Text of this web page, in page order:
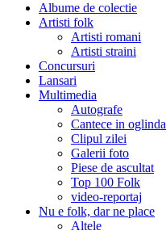
Albume de colectie
Artisti folk
Artisti romani
Artisti straini
Concursuri
Lansari
Multimedia
Autografe
Cantece in oglinda
Clipul zilei
Galerii foto
Piese de ascultat
Top 100 Folk
video-reportaj
Nu e folk, dar ne place
Altele